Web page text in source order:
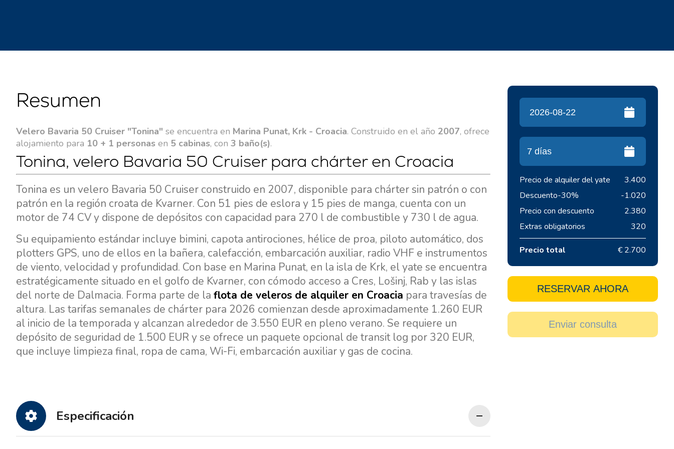
Resumen
Velero Bavaria 50 Cruiser "Tonina" se encuentra en Marina Punat, Krk - Croacia. Construido en el año 2007, ofrece
alojamiento para 10 + 1 personas en 5 cabinas, con 3 baño(s).
Tonina, velero Bavaria 50 Cruiser para chárter en Croacia
Tonina es un velero Bavaria 50 Cruiser construido en 2007, disponible para chárter sin patrón o con
patrón en la región croata de Kvarner. Con 51 pies de eslora y 15 pies de manga, cuenta con un
motor de 74 CV y dispone de depósitos con capacidad para 270 l de combustible y 730 l de agua.
Su equipamiento estándar incluye bimini, capota antirociones, hélice de proa, piloto automático, dos
plotters GPS, uno de ellos en la bañera, calefacción, embarcación auxiliar, radio VHF e instrumentos
de viento, velocidad y profundidad. Con base en Marina Punat, en la isla de Krk, el yate se encuentra
estratégicamente situado en el golfo de Kvarner, con cómodo acceso a Cres, Lošinj, Rab y las islas
del norte de Dalmacia. Forma parte de la flota de veleros de alquiler en Croacia para travesías de
altura. Las tarifas semanales de chárter para 2026 comienzan desde aproximadamente 1.260 EUR
al inicio de la temporada y alcanzan alrededor de 3.550 EUR en pleno verano. Se requiere un
depósito de seguridad de 1.500 EUR y se ofrece un paquete opcional de transit log por 320 EUR,
que incluye limpieza final, ropa de cama, Wi-Fi, embarcación auxiliar y gas de cocina.
Especificación
Precio de alquiler del yate
3.400
Descuento-30%
-1.020
Precio con descuento
2.380
Extras obligatorios
320
Precio total € 2.700
RESERVAR AHORA
Enviar consulta